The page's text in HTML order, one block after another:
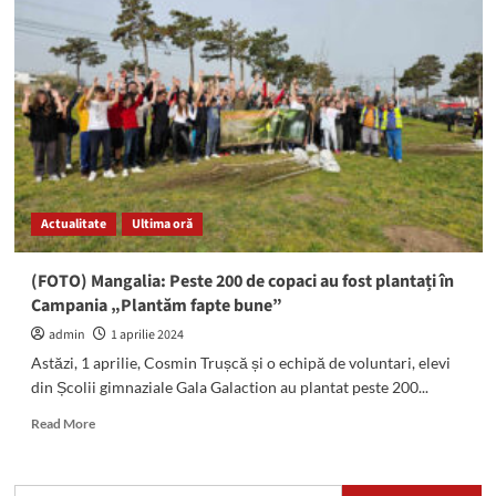
Trușcă
Grill:
„Primăria
ne
refuză
eliberarea
autorizației
de
funcționare.
Este
o
presiune
un
abuz
clar
partea
lui
Actualitate Ultima oră
(FOTO) Mangalia: Peste 200 de copaci au fost plantați în
Campania „Plantăm fapte bune”
admin
1 aprilie 2024
Astăzi, 1 aprilie, Cosmin Trușcă și o echipă de voluntari, elevi
din Școlii gimnaziale Gala Galaction au plantat peste 200...
Read MoreRead
(FOTO)